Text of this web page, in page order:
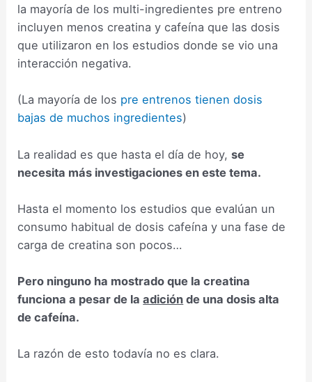
la mayoría de los multi-ingredientes pre entreno
incluyen menos creatina y cafeína que las dosis
que utilizaron en los estudios donde se vio una
interacción negativa.
(La mayoría de los pre entrenos tienen dosis
bajas de muchos ingredientes)
La realidad es que hasta el día de hoy,se
necesita más investigaciones en este tema.
Hasta el momento los estudios que evalúan un
consumo habitual de dosis cafeína y una fase de
carga de creatina son pocos…
Pero ninguno ha mostrado que la creatina
funciona a pesar de laadición de una dosis alta
de cafeína.
La razón de esto todavía no es clara.